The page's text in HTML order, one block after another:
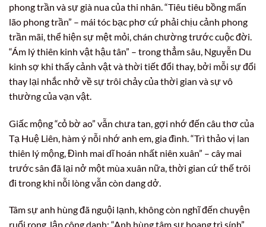
phong trần và sự già nua của thi nhân. “Tiêu tiêu bồng mấn
lão phong trần” – mái tóc bạc phơ cứ phải chịu cảnh phong
trần mãi, thể hiện sự mệt mỏi, chán chường trước cuộc đời.
“Ám lý thiên kinh vật hậu tân” – trong thẳm sâu, Nguyễn Du
kinh sợ khi thấy cảnh vật và thời tiết đổi thay, bởi mỗi sự đổi
thay lại nhắc nhở về sự trôi chảy của thời gian và sự vô
thường của vạn vật.
Giấc mộng “cỏ bờ ao” vẫn chưa tan, gợi nhớ đến câu thơ của
Tạ Huệ Liên, hàm ý nỗi nhớ anh em, gia đình. “Trì thảo vị lan
thiên lý mộng, Đình mai dĩ hoán nhất niên xuân” – cây mai
trước sân đã lại nở một mùa xuân nữa, thời gian cứ thế trôi
đi trong khi nỗi lòng vẫn còn dang dở.
Tâm sự anh hùng đã nguội lạnh, không còn nghĩ đến chuyện
ruổi rong, lập công danh: “Anh hùng tâm sự hoang trì sính”.